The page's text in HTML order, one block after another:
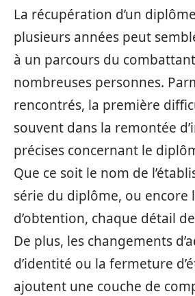
La récupération d’un
plusieurs années peut
à un parcours du
nombreuses personnes.
rencontrés, la première
souvent dans la remontée
précises concernant le
Que ce soit le nom de
série du diplôme, ou encore
d’obtention, chaque détail
De plus, les changements
d’identité ou la fermeture
ajoutent une couche de